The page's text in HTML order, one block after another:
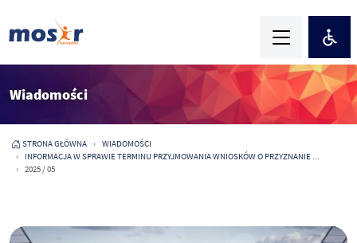
Wiadomości
STRONA GŁÓWNA
WIADOMOŚCI
INFORMACJA W SPRAWIE TERMINU PRZYJMOWANIA WNIOSKÓW O PRZYZNANIE ...
2025 / 05